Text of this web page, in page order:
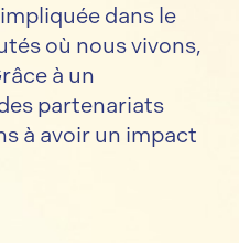
dans le
où nous vivons,
à un
partenariats
à avoir un impact